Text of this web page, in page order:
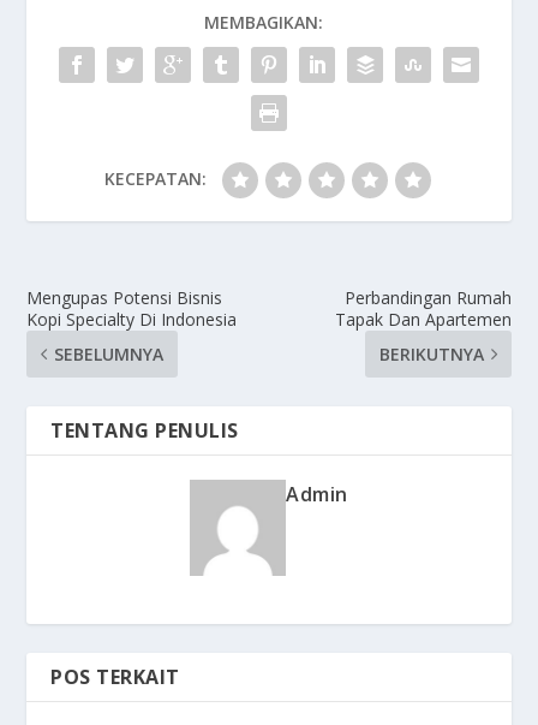
MEMBAGIKAN:
KECEPATAN:
Mengupas Potensi Bisnis
Kopi Specialty Di Indonesia
SEBELUMNYA
Perbandingan Rumah
Tapak Dan Apartemen
BERIKUTNYA
TENTANG PENULIS
Admin
POS TERKAIT